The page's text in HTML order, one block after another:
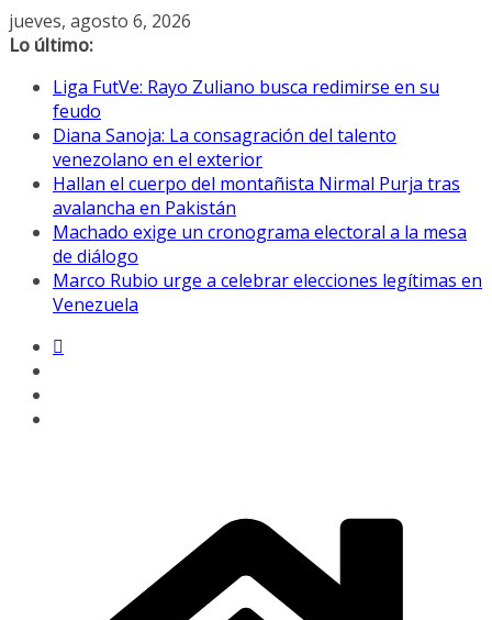
Saltar
al
jueves, agosto 6, 2026
Lo último:
Liga FutVe: Rayo Zuliano busca redimirse en su
feudo
Diana Sanoja: La consagración del talento
venezolano en el exterior
Hallan el cuerpo del montañista Nirmal Purja tras
avalancha en Pakistán
Machado exige un cronograma electoral a la mesa
de diálogo
Marco Rubio urge a celebrar elecciones legítimas en
Venezuela